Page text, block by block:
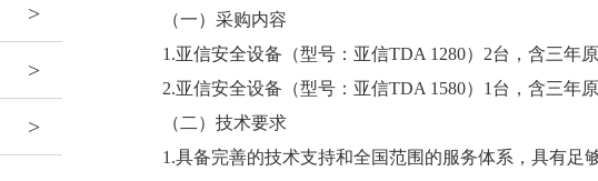
>
>
>
（一）采购内容
1.亚信安全设备（型号：亚信TDA 1280）2台，含三年
2.亚信安全设备（型号：亚信TDA 1580）1台，含三年
（二）技术要求
1.具备完善的技术支持和全国范围的服务体系，具有